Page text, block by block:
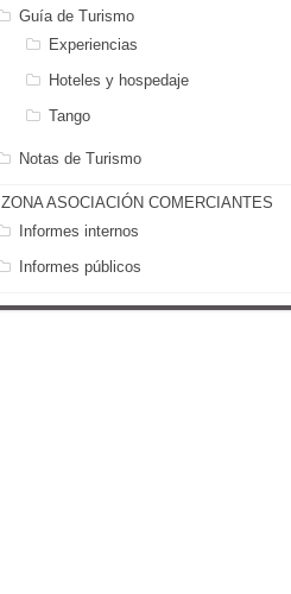
Guía de Turismo
Experiencias
Hoteles y hospedaje
Tango
Notas de Turismo
ZONA ASOCIACIÓN COMERCIANTES
Informes internos
Informes públicos